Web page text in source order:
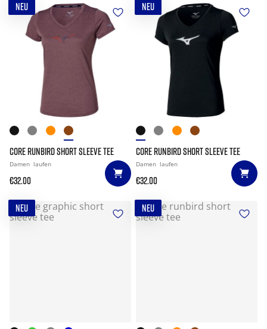
NEU
CORE RUNBIRD SHORT SLEEVE TEE
Damen laufen
€32.00
NEU
CORE RUNBIRD SHORT SLEEVE TEE
Damen laufen
€32.00
NEU NEU